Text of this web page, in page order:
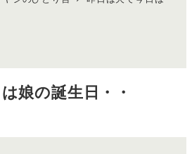
娘の誕生日・・